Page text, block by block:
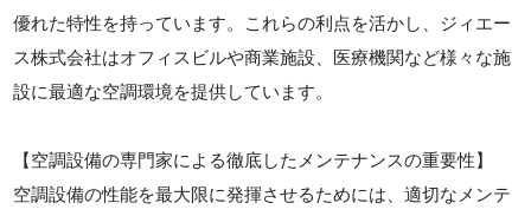
優れた特性を持っています。これらの利点を活かし、ジィエー
ス株式会社はオフィスビルや商業施設、医療機関など様々な施
設に最適な空調環境を提供しています。
【空調設備の専門家による徹底したメンテナンスの重要性】
空調設備の性能を最大限に発揮させるためには、適切なメンテ